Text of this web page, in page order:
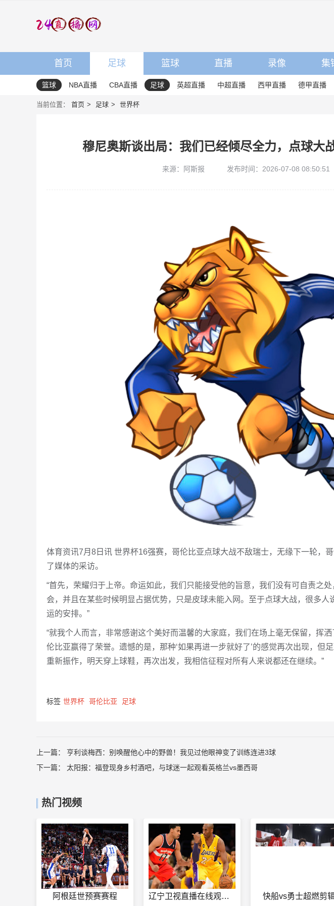
首页 足球 篮球 直播 录像 集
篮球 NBA直播 CBA直播 足球 英超直播 中超直播 西甲直播 德甲直播
当前位置： 首页 足球 世界杯
穆尼奥斯谈出局：我们已经倾尽全力，点球大
来源：阿斯报 发布时间：2026-07-08 08:50:51
体育资讯7月8日讯 世界杯16强赛，哥伦比亚点球大战不敌瑞士，无缘下一轮，
了媒体的采访。
“首先，荣耀归于上帝。命运如此，我们只能接受他的旨意，我们没有可自责之
会，并且在某些时候明显占据优势，只是皮球未能入网。至于点球大战，很多人
运的安排。”
“就我个人而言，非常感谢这个美好而温馨的大家庭，我们在场上毫无保留，挥
伦比亚赢得了荣誉。遗憾的是，那种‘如果再进一步就好了’的感觉再次出现，但
重新振作，明天穿上球鞋，再次出发，我相信征程对所有人来说都还在继续。”
标签 世界杯 哥伦比亚 足球
上一篇： 亨利谈梅西：别唤醒他心中的野兽！我见过他眼神变了训练连进3球
下一篇： 太阳报：福登现身乡村酒吧，与球迷一起观看英格兰vs墨西哥
热门视频
阿根廷世预赛赛程 辽宁卫视直播在线观看高清电视台 快船vs勇士超燃剪